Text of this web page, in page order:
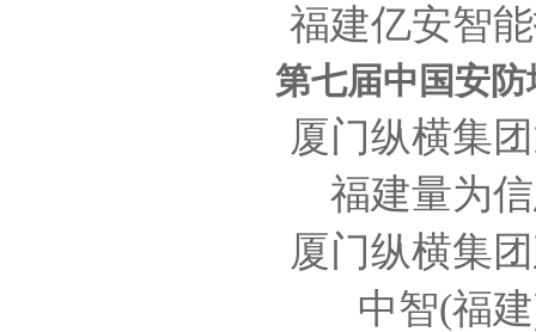
福建亿安智
第七届中国安
厦门纵横集
福建量为
厦门纵横集
中智(福